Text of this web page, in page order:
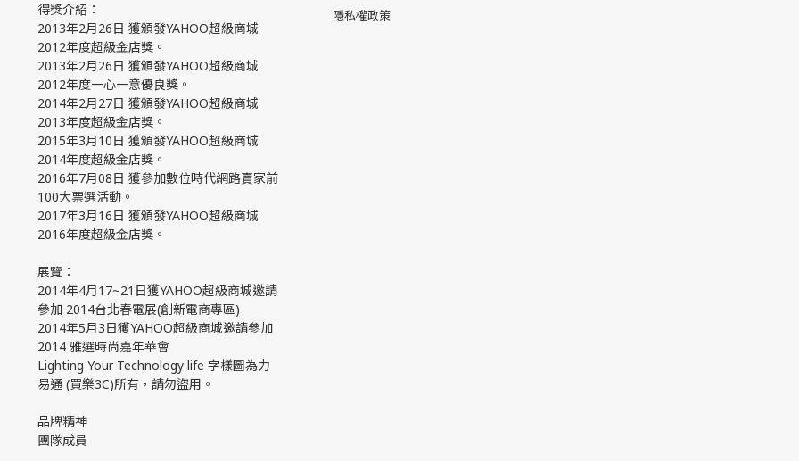
得獎介紹：
2013年2月26日 獲頒發YAHOO超級商城
2012年度超級金店獎。
2013年2月26日 獲頒發YAHOO超級商城
2012年度一心一意優良獎。
2014年2月27日 獲頒發YAHOO超級商城
2013年度超級金店獎。
2015年3月10日 獲頒發YAHOO超級商城
2014年度超級金店獎。
2016年7月08日 獲參加數位時代網路賣家前
100大票選活動。
2017年3月16日 獲頒發YAHOO超級商城
2016年度超級金店獎。
展覽：
2014年4月17~21日獲YAHOO超級商城邀請
參加 2014台北春電展(創新電商專區)
2014年5月3日獲YAHOO超級商城邀請參加
2014 雅選時尚嘉年華會
Lighting Your Technology life 字樣圖為力
易通 (買樂3C)所有，請勿盜用。
品牌精神
團隊成員
隱私權政策